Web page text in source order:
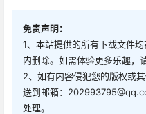
免责声明：
1、本站提供的所有下载文件
内删除。如需体验更多乐趣，
2、如有内容侵犯您的版权或
送到邮箱：
处理。